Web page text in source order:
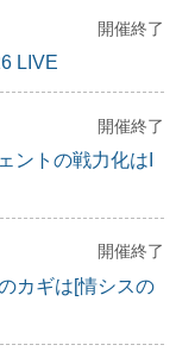
開催終了
LIVE
開催終了
ントの戦力化はI
開催終了
カギは[情シスの